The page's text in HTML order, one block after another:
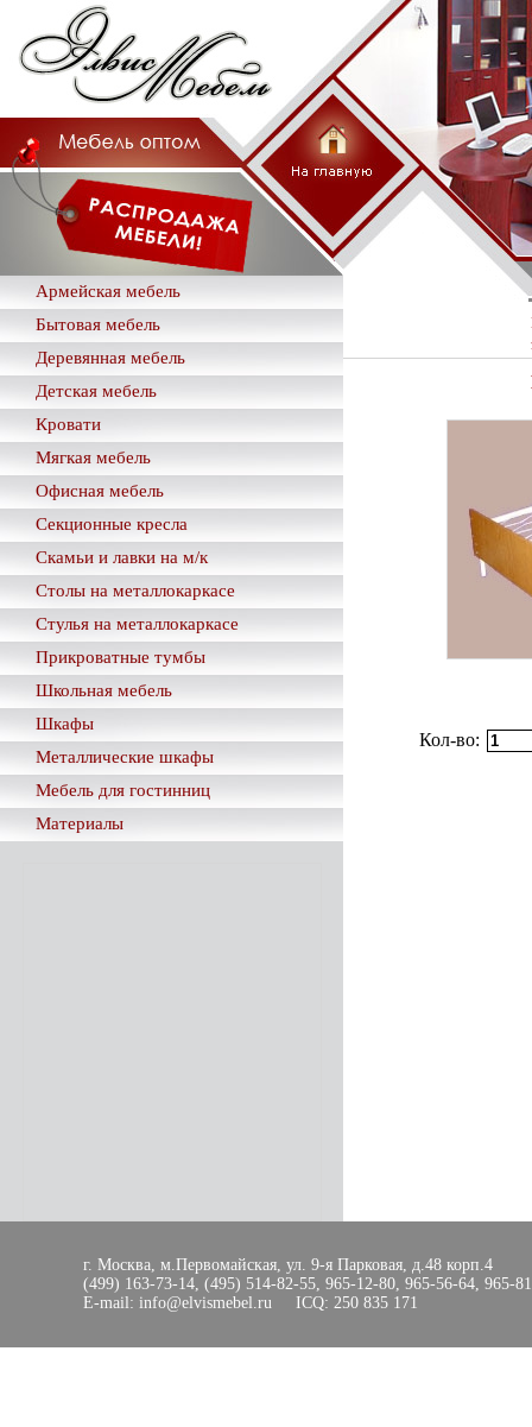
Армейская мебель
Бытовая мебель
Деревянная мебель
Детская мебель
Кровати
Мягкая мебель
Офисная мебель
Секционные кресла
Скамьи и лавки на м/к
Столы на металлокаркасе
Стулья на металлокаркасе
Прикроватные тумбы
Школьная мебель
Шкафы
Металлические шкафы
Мебель для гостинниц
Материалы
Кол-во:
г. Москва, м.Первомайская, ул. 9-я Парковая, д.48 корп.4
(499) 163-73-14, (495) 514-82-55, 965-12-80, 965-56-64, 965-
E-mail: info@elvismebel.ru ICQ: 250 835 171